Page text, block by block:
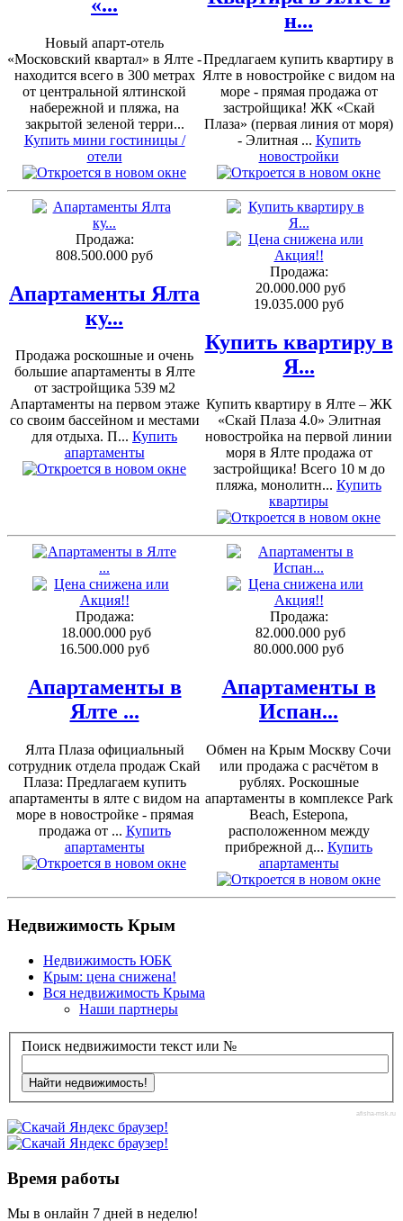
Новый апарт-отель
«Московский квартал» в Ялте -
находится всего в 300 метрах
от центральной ялтинской
набережной и пляжа, на
закрытой зеленой терри...
Купить мини гостиницы /
отели
н...
Предлагаем купить квартиру в
Ялте в новостройке с видом на
море - прямая продажа от
застройщика! ЖК «Скай
Плаза» (первая линия от моря)
- Элитная ... Купить
новостройки
Продажа:
808.500.000 руб
Апартаменты Ялта
ку...
Продажа роскошные и очень
большие апартаменты в Ялте
от застройщика 539 м2
Апартаменты на первом этаже
со своим бассейном и местами
для отдыха. П... Купить
апартаменты
Продажа:
20.000.000 руб
19.035.000 руб
Купить квартиру в
Я...
Купить квартиру в Ялте – ЖК
«Скай Плаза 4.0» Элитная
новостройка на первой линии
моря в Ялте продажа от
застройщика! Всего 10 м до
пляжа, монолитн... Купить
квартиры
Продажа:
18.000.000 руб
16.500.000 руб
Апартаменты в
Ялте ...
Ялта Плаза официальный
сотрудник отдела продаж Скай
Плаза: Предлагаем купить
апартаменты в ялте с видом на
море в новостройке - прямая
продажа от ... Купить
апартаменты
Продажа:
82.000.000 руб
80.000.000 руб
Апартаменты в
Испан...
Обмен на Крым Москву Сочи
или продажа с расчётом в
рублях. Роскошные
апартаменты в комплексе Park
Beach, Estepona,
расположенном между
прибрежной д... Купить
апартаменты
Недвижимость Крым
Недвижимость ЮБК
Крым: цена снижена!
Вся недвижимость Крыма
Наши партнеры
Поиск недвижимости текст или №
afisha-msk.ru
Время работы
Мы в онлайн 7 дней в неделю!